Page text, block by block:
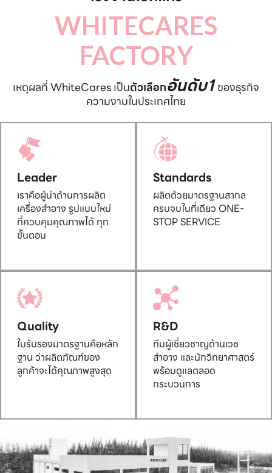
WHITECARES
FACTORY
เหตุผลที่ WhiteCares เป็นตัวเลือกอันดับ1ของธุรกิจ
ความงามในประเทศไทย
Leader
เราคือผู้นำด้านการผลิต
เครื่องสำอาง รูปแบบใหม่
ที่ควบคุมคุณภาพได้ ทุก
ขั้นตอน
Standards
ผลิตด้วยมาตรฐานสากล
ครบจบในที่เดียว ONE-
STOP SERVICE
Quality
ใบรับรองมาตรฐานคือหลัก
ฐาน ว่าผลิตภัณฑ์ของ
ลูกค้าจะได้คุณภาพสูงสุด
R&D
ทีมผู้เชี่ยวชาญด้านเวช
สำอาง และนักวิทยาศาสตร์
พร้อมดูแลตลอด
กระบวนการ